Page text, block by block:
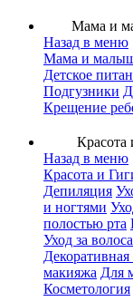
Мама и
Назад в меню
Мама и
Детское
Подгузники
Крещение
Красота
Назад в меню
Красота и
Депиляция
и ногтями
полостью рта
Уход за
Декоративная
макияжа Для
Косметология